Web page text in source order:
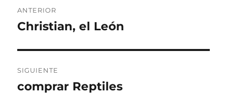
de
ANTERIOR
Entrada
Christian, el León
SIGUIENTE
Entrada
comprar Reptiles